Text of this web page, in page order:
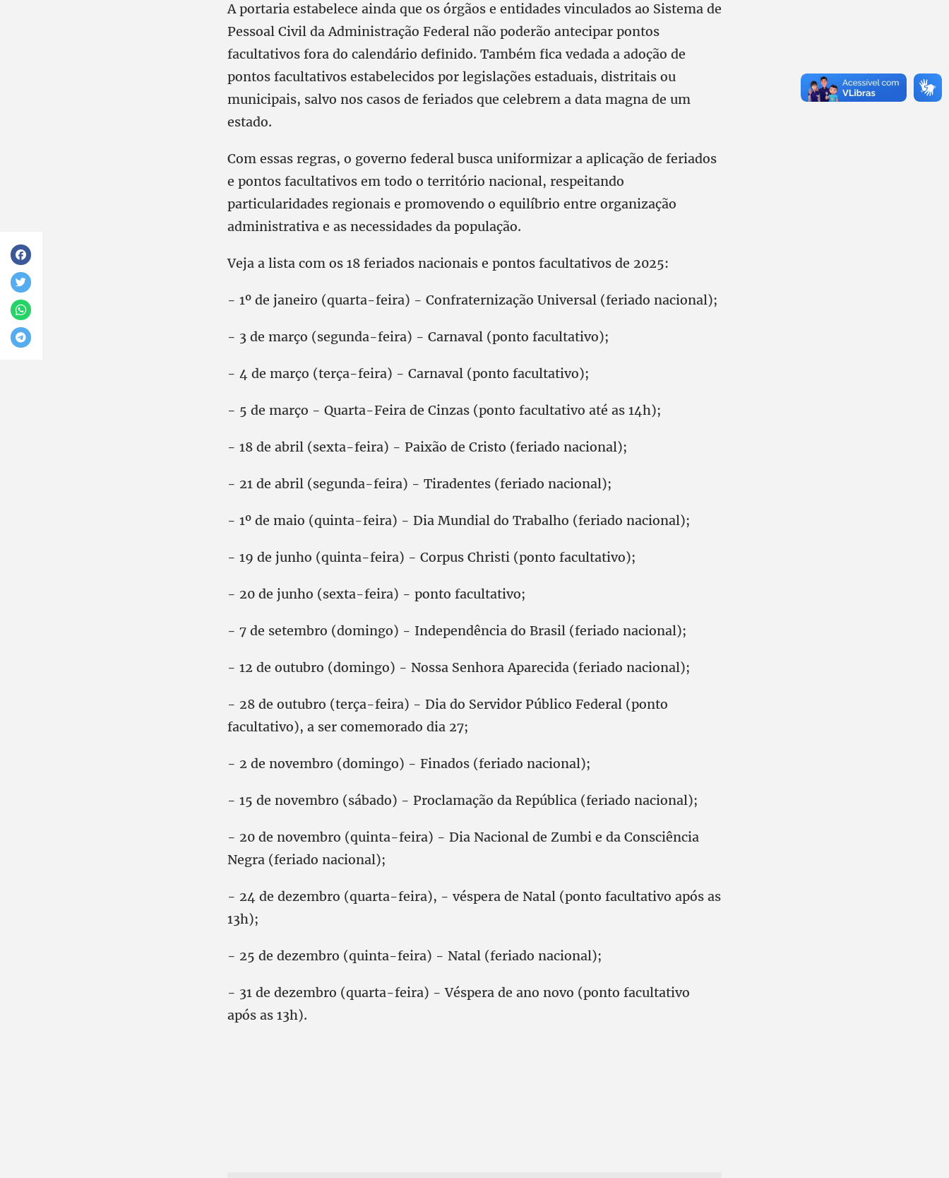
A portaria estabelece ainda que os órgãos e entidades vinculados ao Sistema de
Pessoal Civil da Administração Federal não poderão antecipar pontos
facultativos fora do calendário definido. Também fica vedada a adoção de
pontos facultativos estabelecidos por legislações estaduais, distritais ou
municipais, salvo nos casos de feriados que celebrem a data magna de um
estado.
Com essas regras, o governo federal busca uniformizar a aplicação de feriados
e pontos facultativos em todo o território nacional, respeitando
particularidades regionais e promovendo o equilíbrio entre organização
administrativa e as necessidades da população.
Veja a lista com os 18 feriados nacionais e pontos facultativos de 2025:
- 1º de janeiro (quarta-feira) - Confraternização Universal (feriado nacional);
- 3 de março (segunda-feira) - Carnaval (ponto facultativo);
- 4 de março (terça-feira) - Carnaval (ponto facultativo);
- 5 de março - Quarta-Feira de Cinzas (ponto facultativo até as 14h);
- 18 de abril (sexta-feira) - Paixão de Cristo (feriado nacional);
- 21 de abril (segunda-feira) - Tiradentes (feriado nacional);
- 1º de maio (quinta-feira) - Dia Mundial do Trabalho (feriado nacional);
- 19 de junho (quinta-feira) - Corpus Christi (ponto facultativo);
- 20 de junho (sexta-feira) - ponto facultativo;
- 7 de setembro (domingo) - Independência do Brasil (feriado nacional);
- 12 de outubro (domingo) - Nossa Senhora Aparecida (feriado nacional);
- 28 de outubro (terça-feira) - Dia do Servidor Público Federal (ponto
facultativo), a ser comemorado dia 27;
- 2 de novembro (domingo) - Finados (feriado nacional);
- 15 de novembro (sábado) - Proclamação da República (feriado nacional);
- 20 de novembro (quinta-feira) - Dia Nacional de Zumbi e da Consciência
Negra (feriado nacional);
- 24 de dezembro (quarta-feira), - véspera de Natal (ponto facultativo após as
13h);
- 25 de dezembro (quinta-feira) - Natal (feriado nacional);
- 31 de dezembro (quarta-feira) - Véspera de ano novo (ponto facultativo
após as 13h).